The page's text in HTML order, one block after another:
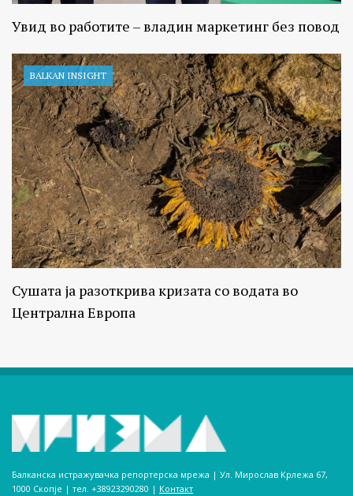
Увид во работите – владин маркетинг без повод
BALKAN INSIGHT
Сушата ја разоткрива кризата со водата во
Централна Европа
Балканска истражувачка репортерска мрежа | Ул. Мирослав Крлежа 67,
1000 Скопје | тел. +38923290280­ | Контакт